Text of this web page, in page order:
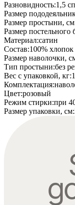
Разновидность:1,5
Размер
Размер простыни, см
Размер постельного
Материал:сатин
Состав:100% хлопок
Размер наволочки,
Тип простыни:без
Вес с упаковкой, кг:
Комплектация:
Цвет:розовый
Режим стирки:при
Размер упаковки, см: